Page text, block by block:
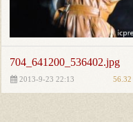
704_641200_536402.jpg
2013-9-23 22:13 56.32